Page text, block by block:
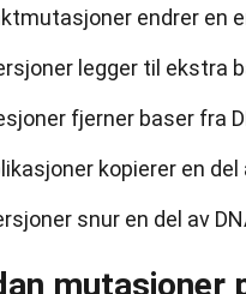
endrer en
legger til ekstra
fjerner baser fra
kopierer en
snur en del av
mutasjoner